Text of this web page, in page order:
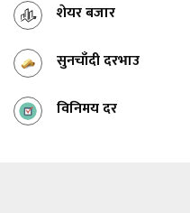
शेयर बजार
सुनचाँदी दरभाउ
विनिमय दर